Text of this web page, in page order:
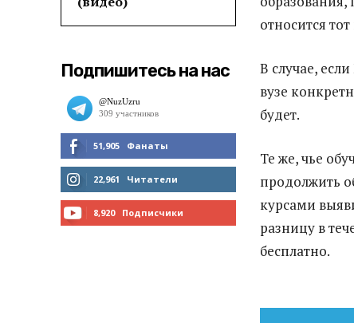
Подпишитесь на нас
51,905 Фанаты
МНЕ НРАВИТСЯ
22,961 Читатели
8,920 Подписчики
относится
В случае,
вузе
будет.
Те же, чье
продолжить
курсами
разницу в
бесплатно.